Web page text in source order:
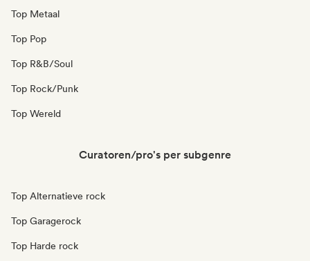
Top Metaal
Top Pop
Top R&B/Soul
Top Rock/Punk
Top Wereld
Curatoren/pro's per subgenre
Top Alternatieve rock
Top Garagerock
Top Harde rock